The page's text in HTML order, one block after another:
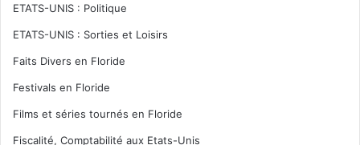
ETATS-UNIS : Politique
ETATS-UNIS : Sorties et Loisirs
Faits Divers en Floride
Festivals en Floride
Films et séries tournés en Floride
Fiscalité, Comptabilité aux Etats-Unis